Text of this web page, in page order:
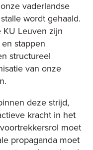
vaderlandse
wordt gehaald.
Leuven zijn
stappen
structureel
van onze
deze strijd,
kracht in het
moet
propaganda moet